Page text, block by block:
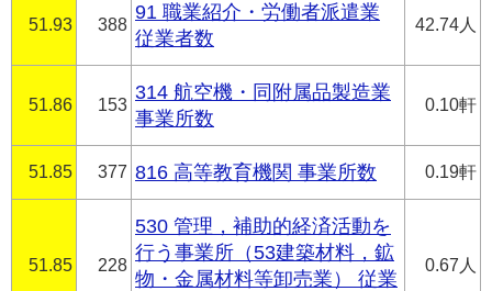
51.93 388
91 職業紹介・労働者派遣業
従業者数
42.74人
51.86 153
314 航空機・同附属品製造業
事業所数
0.10軒
51.85 377 816 高等教育機関 事業所数 0.19軒
51.85 228
530 管理，補助的経済活動を
行う事業所（53建築材料，鉱
物・金属材料等卸売業） 従業
0.67人